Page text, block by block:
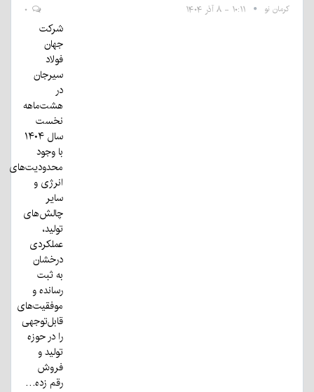
کرمان نو ۱۰:۱۱ - ۸ آذر ۱۴۰۴
شرکت
جهان
فولاد
سیرجان
در
هشت‌ماهه
نخست
سال ۱۴۰۴
با وجود
محدودیت‌های
انرژی و
سایر
چالش‌های
تولید،
عملکردی
درخشان
به ثبت
رسانده و
موفقیت‌های
قابل‌توجهی
را در حوزه
تولید و
فروش
رقم زده…